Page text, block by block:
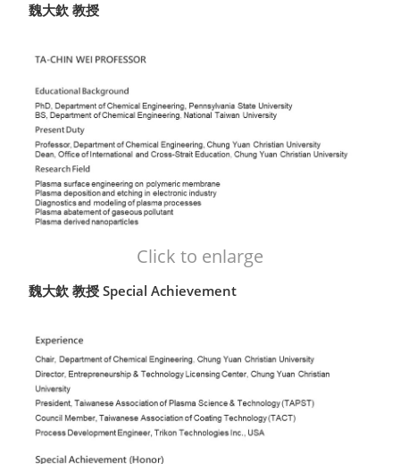
魏大欽 教授
Click to enlarge
魏大欽 教授 Special Achievement